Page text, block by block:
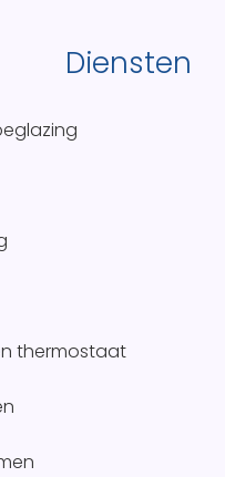
Diensten
thermostaat